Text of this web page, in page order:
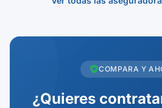
COMPARA Y
¿Quieres